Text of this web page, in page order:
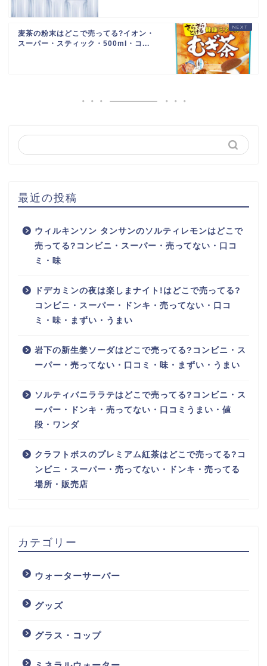
麦茶の粉末はどこで売ってる?イオン・
スーパー・スティック・500ml・コ...
最近の投稿
ウィルキンソン タンサンのソルティレモンはどこで
売ってる?コンビニ・スーパー・売ってない・口コ
ミ・味
ドデカミンの夜は楽しまナイト!はどこで売ってる?
コンビニ・スーパー・ドンキ・売ってない・口コ
ミ・味・まずい・うまい
岩下の新生姜ソーダはどこで売ってる?コンビニ・ス
ーパー・売ってない・口コミ・味・まずい・うまい
ソルティバニララテはどこで売ってる?コンビニ・ス
ーパー・ドンキ・売ってない・口コミうまい・値
段・ワンダ
クラフトボスのプレミアム紅茶はどこで売ってる?コ
ンビニ・スーパー・売ってない・ドンキ・売ってる
場所・販売店
カテゴリー
ウォーターサーバー
グッズ
グラス・コップ